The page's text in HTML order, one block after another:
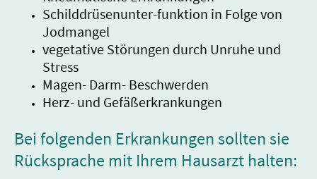
Schilddrüsenunter-funktion in Folge von
Jodmangel
vegetative Störungen durch Unruhe und
Stress
Magen- Darm- Beschwerden
Herz- und Gefäßerkrankungen
Bei folgenden Erkrankungen sollten sie
Rücksprache mit Ihrem Hausarzt halten: